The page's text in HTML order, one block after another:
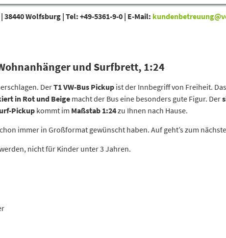
38440 Wolfsburg | Tel: +49-5361-9-0 | E-Mail:
und Surfbrett, 1:24
DerT1 VW-Bus Pickup ist der Innbegriff von Freiheit. Das
in Rot und Beige macht der Bus eine besonders gute Figur. Der
Pickupkommt im Maßstab 1:24zu Ihnen nach Hause.
immer in Großformat gewünscht haben. Auf geht’s zum
nicht für Kinder unter 3 Jahren.